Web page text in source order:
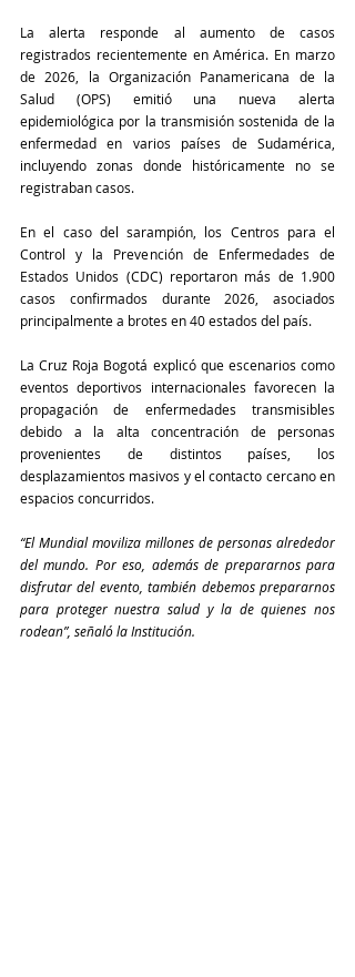
La alerta responde al aumento de casos
registrados recientemente en América. En marzo
de 2026, la Organización Panamericana de la
Salud (OPS) emitió una nueva alerta
epidemiológica por la transmisión sostenida de la
enfermedad en varios países de Sudamérica,
incluyendo zonas donde históricamente no se
registraban casos.
En el caso del sarampión, los Centros para el
Control y la Prevención de Enfermedades de
Estados Unidos (CDC) reportaron más de 1.900
casos confirmados durante 2026, asociados
principalmente a brotes en 40 estados del país.
La Cruz Roja Bogotá explicó que escenarios como
eventos deportivos internacionales favorecen la
propagación de enfermedades transmisibles
debido a la alta concentración de personas
provenientes de distintos países, los
desplazamientos masivos y el contacto cercano en
espacios concurridos.
“El Mundial moviliza millones de personas alrededor
del mundo. Por eso, además de prepararnos para
disfrutar del evento, también debemos prepararnos
para proteger nuestra salud y la de quienes nos
rodean”, señaló la Institución.